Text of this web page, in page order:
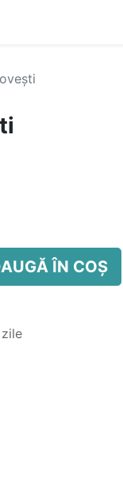
ÎN COȘ